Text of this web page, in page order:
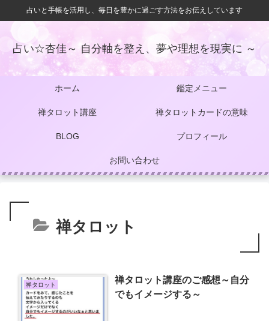
占いと手帳を活用し、毎日を豊かに過ごす方法をお伝えしています
占い☆杏佳～ 自分軸を整え、夢や理想を現実に ～
ホーム 鑑定メニュー
禅タロット講座 禅タロットカードの意味
BLOG プロフィール
お問い合わせ
禅タロット
禅タロット
禅タロット講座のご感想～自分
でもイメージする～